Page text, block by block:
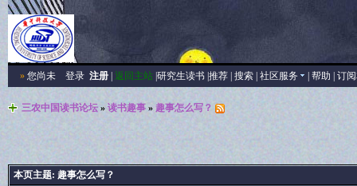
»您尚未 登录 注册| 返回主站| 研究生读书| 推荐| 搜索| 社区服务 帮助 订
三农中国读书论坛» 读书趣事»趣事怎么写？
本页主题: 趣事怎么写？